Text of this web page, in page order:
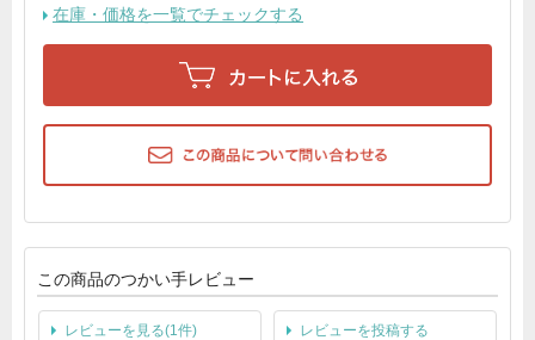
在庫・価格を一覧でチェックする
この商品のつかい手レビュー
レビューを見る(1件) レビューを投稿する